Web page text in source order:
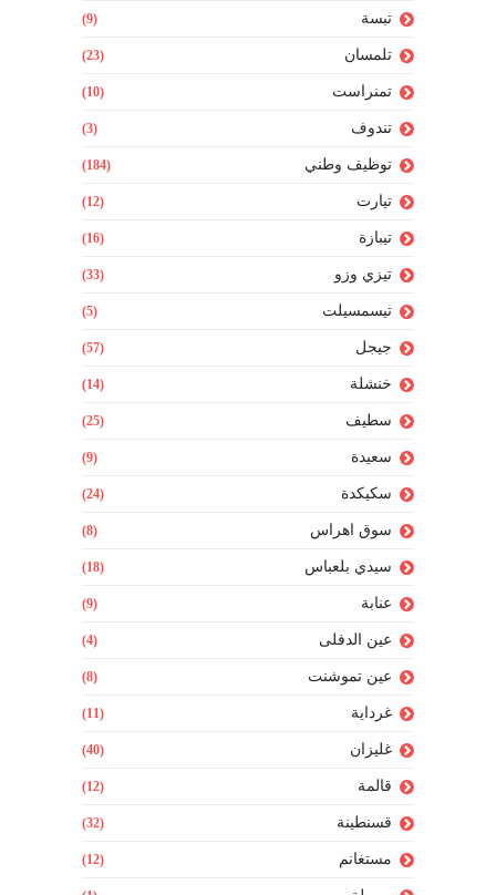
تبسة (9)
تلمسان (23)
تمنراست (10)
تندوف (3)
توظيف وطني (184)
تيارت (12)
تيبازة (16)
تيزي وزو (33)
تيسمسيلت (5)
جيجل (57)
خنشلة (14)
سطيف (25)
سعيدة (9)
سكيكدة (24)
سوق اهراس (8)
سيدي بلعباس (18)
عنابة (9)
عين الدفلى (4)
عين تموشنت (8)
غرداية (11)
غليزان (40)
قالمة (12)
قسنطينة (32)
مستغانم (12)